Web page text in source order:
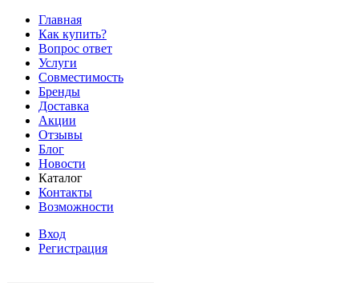
Главная
Как купить?
Вопрос ответ
Услуги
Совместимость
Бренды
Доставка
Акции
Отзывы
Блог
Новости
Каталог
Контакты
Возможности
Вход
Регистрация